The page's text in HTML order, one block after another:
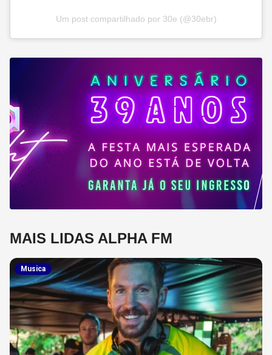
Um post compartilhado por 30e (@30ebr)
MAIS LIDAS ALPHA FM
Musica